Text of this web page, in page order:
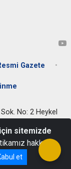
Gazete
No: 2 Heykel
mh. Fahri
273 5000
sitemizde
hakkında
et